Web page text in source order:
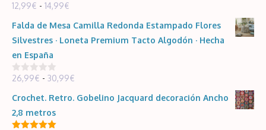
0
e
12,99€ - 14,99€
hasta
14,99€
Falda de Mesa Camilla Redonda Estampado Flores
Silvestres · Loneta Premium Tacto Algodón · Hecha
en España
0
e
26,99€ - 30,99€
Crochet. Retro. Gobelino Jacquard decoración Ancho
2,8 metros